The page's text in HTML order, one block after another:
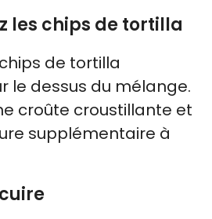
les chips de tortilla
de tortilla
le dessus du mélange.
croûte croustillante et
supplémentaire à